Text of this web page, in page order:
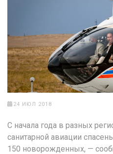
24 ИЮЛ 2018
С начала года в разных
санитарной авиации
150 новорожденных, —